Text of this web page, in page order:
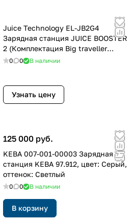
Juice Technology EL-JB2G4
Зарядная станция JUICE BOOSTER
2 (Комплектация Big traveller
package) EL-JB2G4, цвет: Антрацит,
0 0 В наличии
Узнать цену
125 000 руб.
KEBA 007-001-00003 Зарядная
станция KEBA 97.912, цвет: Серый,
оттенок: Светлый
0 0 В наличии
В корзину